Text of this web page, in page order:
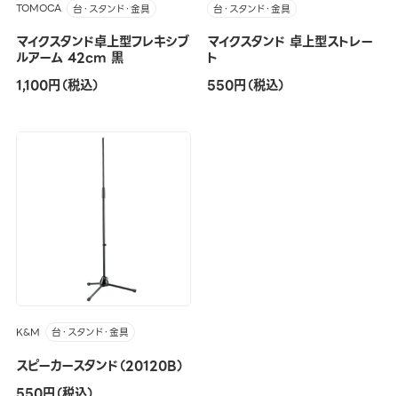
TOMOCA 台・スタンド・金具
マイクスタンド卓上型フレキシブ
ルアーム 42cm 黒
1,100円（税込）
台・スタンド・金具
マイクスタンド 卓上型ストレー
ト
550円（税込）
K&M 台・スタンド・金具
スピーカースタンド（20120B）